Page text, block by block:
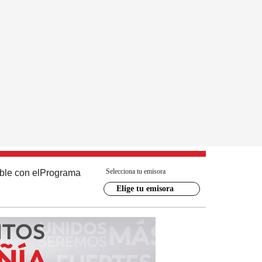
con el Programa Selecciona tu emisora
Elige tu emisora